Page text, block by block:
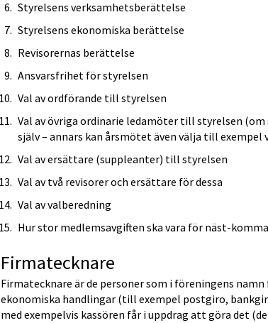
Styrelsens verksamhetsberättelse
Styrelsens ekonomiska berättelse
Revisorernas berättelse
Ansvarsfrihet för styrelsen
Val av ordförande till styrelsen
Val av övriga ordinarie ledamöter till styrelsen
själv – annars kan årsmötet även välja till exempel
Val av ersättare (suppleanter) till styrelsen
Val av två revisorer och ersättare för dessa
Val av valberedning
Hur stor medlemsavgiften ska vara för näst-
Firmatecknare
Firmatecknare är de personer som i föreningens
ekonomiska handlingar (till exempel postgiro,
med exempelvis kassören får i uppdrag att göra det